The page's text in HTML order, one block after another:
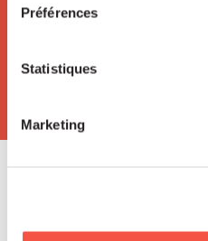
Préférences
Statistiques
Marketing
Newsletter